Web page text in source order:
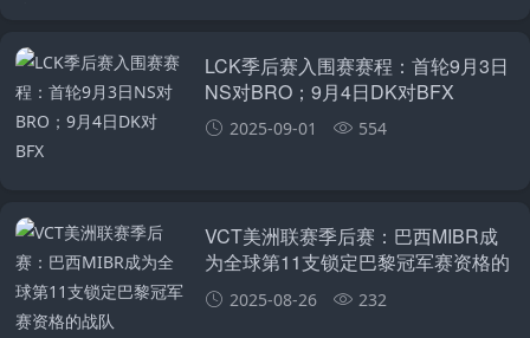
LCK季后赛入围赛赛程：首轮9月3日
NS对BRO；9月4日DK对BFX
2025-09-01 554
VCT美洲联赛季后赛：巴西MIBR成
为全球第11支锁定巴黎冠军赛资格的
战队2025-08-26 232